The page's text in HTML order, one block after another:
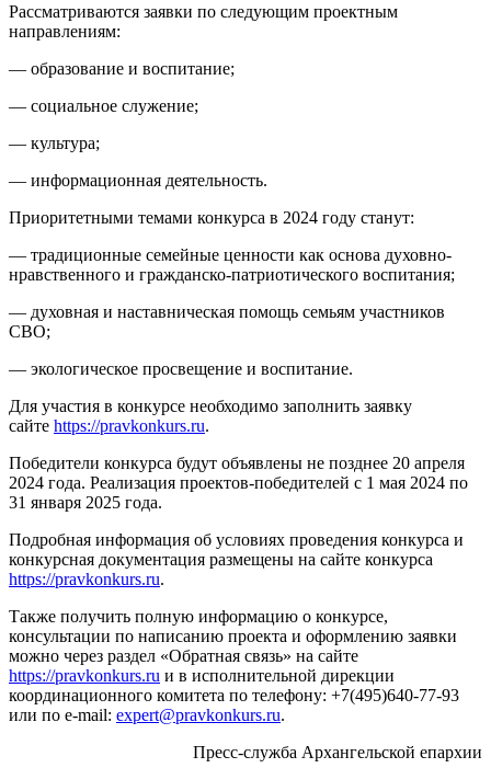
Рассматриваются заявки по следующим проектным
направлениям:
— образование и воспитание;
— социальное служение;
— культура;
— информационная деятельность.
Приоритетными темами конкурса в 2024 году станут:
— традиционные семейные ценности как основа духовно-
нравственного и гражданско-патриотического воспитания;
— духовная и наставническая помощь семьям участников
СВО;
— экологическое просвещение и воспитание.
Для участия в конкурсе необходимо заполнить заявку
сайте https://pravkonkurs.ru.
Победители конкурса будут объявлены не позднее 20 апреля
2024 года. Реализация проектов-победителей с 1 мая 2024 по
31 января 2025 года.
Подробная информация об условиях проведения конкурса и
конкурсная документация размещены на сайте конкурса
https://pravkonkurs.ru.
Также получить полную информацию о конкурсе,
консультации по написанию проекта и оформлению заявки
можно через раздел «Обратная связь» на сайте
https://pravkonkurs.ru и в исполнительной дирекции
координационного комитета по телефону: +7(495)640-77-93
или по e-mail: expert@pravkonkurs.ru.
Пресс-служба Архангельской епархии